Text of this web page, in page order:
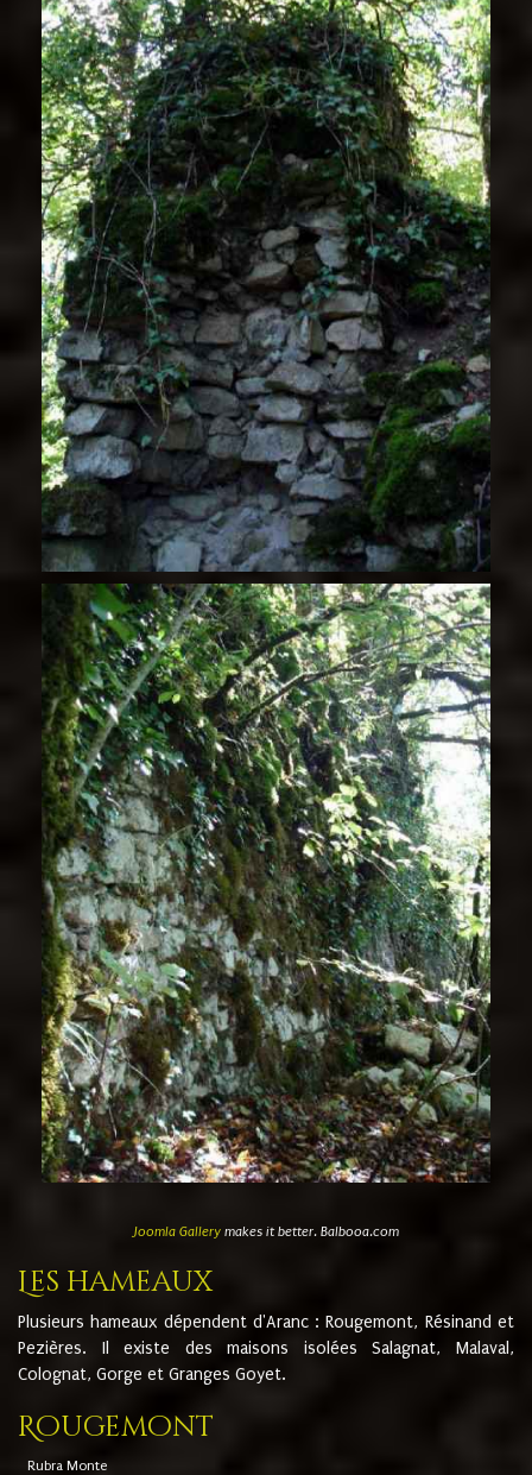
Joomla Gallerymakes it better. Balbooa.com
Les hameaux
Plusieurs hameaux dépendent d'Aranc : Rougemont, Résinand et
Pezières. Il existe des maisons isolées Salagnat, Malaval,
Colognat, Gorge et Granges Goyet.
Rougemont
Rubra Monte